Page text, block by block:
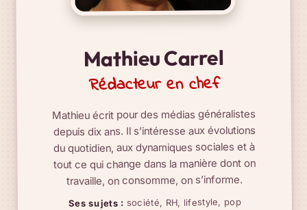
Mathieu Carrel
Rédacteur en chef
Mathieu écrit pour des médias généralistes
depuis dix ans. Il s’intéresse aux évolutions
du quotidien, aux dynamiques sociales et à
tout ce qui change dans la manière dont on
travaille, on consomme, on s’informe.
Ses sujets : société, RH, lifestyle, pop